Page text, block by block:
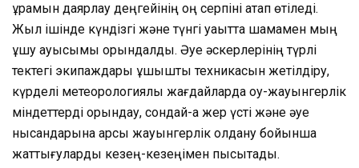
құрамын даярлау деңгейінің оң серпіні атап өтіледі.
Жыл ішінде күндізгі және түнгі уақытта шамамен мың
ұшу ауысымы орындалды. Әуе әскерлерінің түрлі
тектегі экипаждары ұшқыштық техникасын жетілдіру,
күрделі метеорологиялық жағдайларда оқу-жауынгерлік
міндеттерді орындау, сондай-ақ жер үсті және әуе
нысандарына қарсы жауынгерлік қолдану бойынша
жаттығуларды кезең-кезеңімен пысықтады.